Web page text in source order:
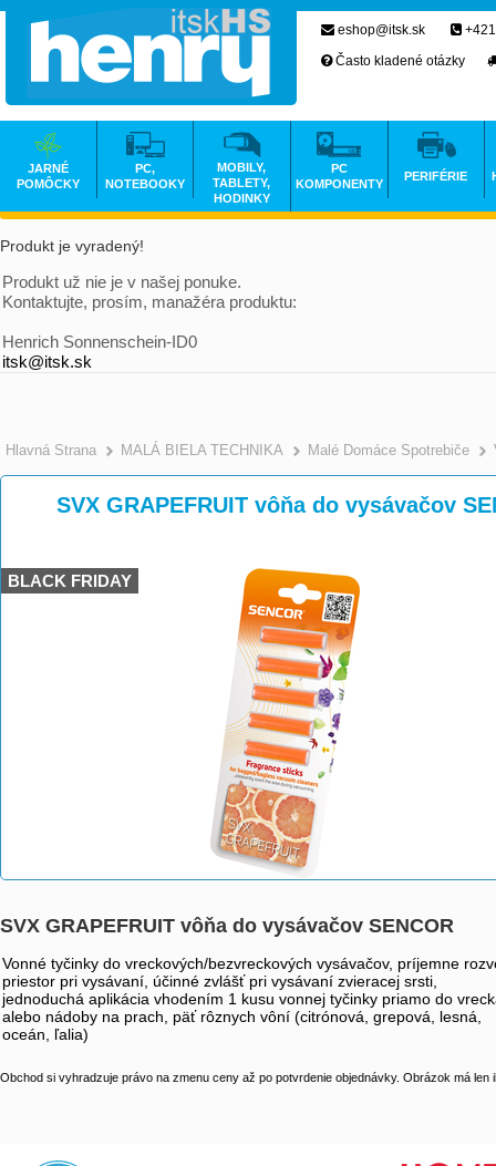
Produkt je vyradený!
Produkt už nie je v našej ponuke.
Kontaktujte, prosím, manažéra produktu:
Henrich Sonnenschein-ID0
itsk@itsk.sk
Hlavná Strana >
MALÁ BIELA TECHNIKA >
Malé Domáce Spotrebiče
SVX GRAPEFRUIT vôňa do vysávačov
BLACK FRIDAY
SVX GRAPEFRUIT vôňa do vysávačov SENCOR
Vonné tyčinky do vreckových/bezvreckových vysávačov, príjemne
priestor pri vysávaní, účinné zvlášť pri vysávaní zvieracej srsti,
jednoduchá aplikácia vhodením 1 kusu vonnej tyčinky priamo do
alebo nádoby na prach, päť rôznych vôní (citrónová, grepová, lesná,
oceán, ľalia)
Obchod si vyhradzuje právo na zmenu ceny až po potvrdenie objednávky. Obrázok má len
eshop@itsk.sk
Často kladené otázky
JARNÉ
POMÔCKY
PC,
NOTEBOOKY
MOBILY,
TABLETY,
HODINKY
PC
KOMPONENTY
PERIFÉRIE